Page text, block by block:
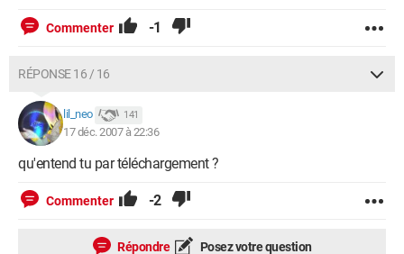
Commenter -1
RÉPONSE 16 / 16
lil_neo 141
17 déc. 2007 à 22:36
qu'entend tu par téléchargement ?
Commenter -2
Répondre Posez votre question